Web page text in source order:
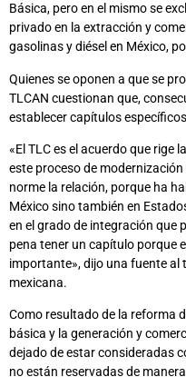
Básica, pero en el mismo se
privado en la extracción y
gasolinas y diésel en México,
Quienes se oponen a que se
TLCAN cuestionan que,
establecer capítulos
«El TLC es el acuerdo que rige
este proceso de
norme la relación, porque ha
México sino también en
en el grado de integración que
pena tener un capítulo porque
importante», dijo una fuente al
mexicana.
Como resultado de la reforma
básica y la generación y
dejado de estar consideradas
no están reservadas de